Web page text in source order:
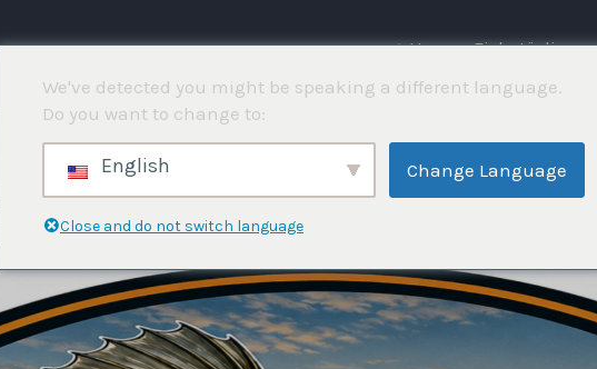
⌂ Hem Fisketävlingar
We've detected you might be speaking a different language.
Do you want to change to:
English Change Language
Close and do not switch language